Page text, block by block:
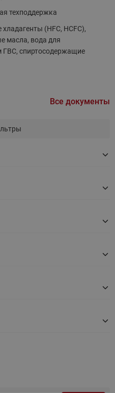
техподдержка
(HFC, HCFC),
масла, вода для
ГВС, спиртосодержащие
Все документы